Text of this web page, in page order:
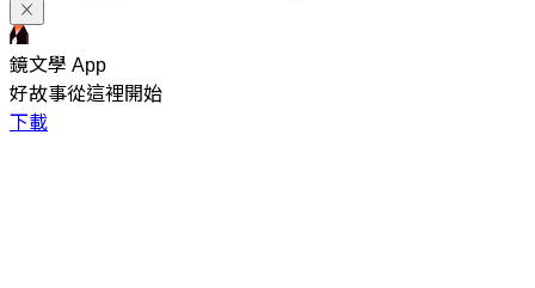
鏡文學 App
好故事從這裡開始
下載